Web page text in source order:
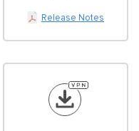
Release Notes